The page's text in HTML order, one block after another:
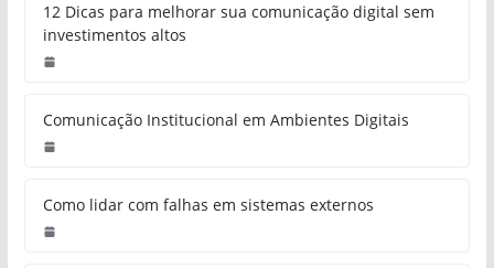
12 Dicas para melhorar sua comunicação digital sem
investimentos altos
Comunicação Institucional em Ambientes Digitais
Como lidar com falhas em sistemas externos